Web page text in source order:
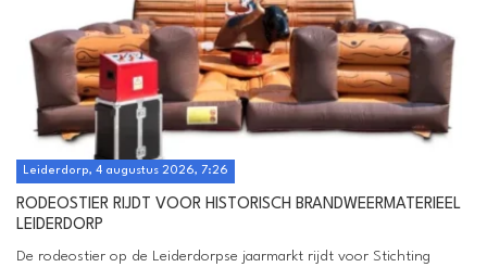
Leiderdorp, 4 augustus 2026, 7:26
RODEOSTIER RIJDT VOOR HISTORISCH BRANDWEERMATERIEEL
LEIDERDORP
De rodeostier op de Leiderdorpse jaarmarkt rijdt voor Stichting